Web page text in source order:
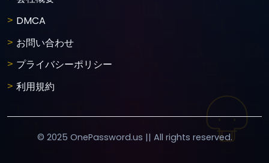
DMCA
お問い合わせ
プライバシーポリシー
利用規約
© 2025 OnePassword.us || All rights reserved.